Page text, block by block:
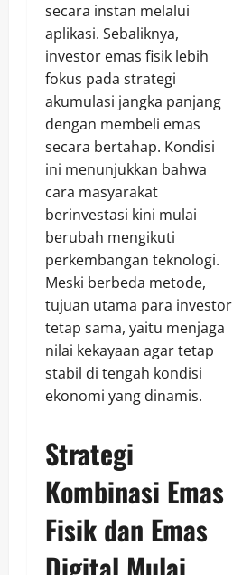
secara instan melalui
aplikasi. Sebaliknya,
investor emas fisik lebih
fokus pada strategi
akumulasi jangka panjang
dengan membeli emas
secara bertahap. Kondisi
ini menunjukkan bahwa
cara masyarakat
berinvestasi kini mulai
berubah mengikuti
perkembangan teknologi.
Meski berbeda metode,
tujuan utama para investor
tetap sama, yaitu menjaga
nilai kekayaan agar tetap
stabil di tengah kondisi
ekonomi yang dinamis.
Strategi
Kombinasi Emas
Fisik dan Emas